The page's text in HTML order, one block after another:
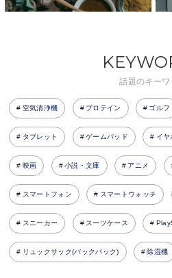
話題のキーワ
空気清浄機 プロテイン ゴルフ
タブレット ゲームパッド イヤ
映画 小説・文庫 アニメ
スマートフォン スマートウォッチ
スニーカー スーツケース
リュックサック(バックパック) 除湿機